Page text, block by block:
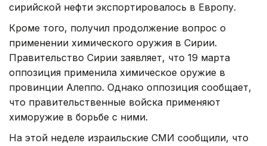
сирийской нефти экспортировалось в Европу.
Кроме того, получил продолжение вопрос о
применении химического оружия в Сирии.
Правительство Сирии заявляет, что 19 марта
оппозиция применила химическое оружие в
провинции Алеппо. Однако оппозиция сообщает,
что правительственные войска применяют
химоружие в борьбе с ними.
На этой неделе израильские СМИ сообщили, что